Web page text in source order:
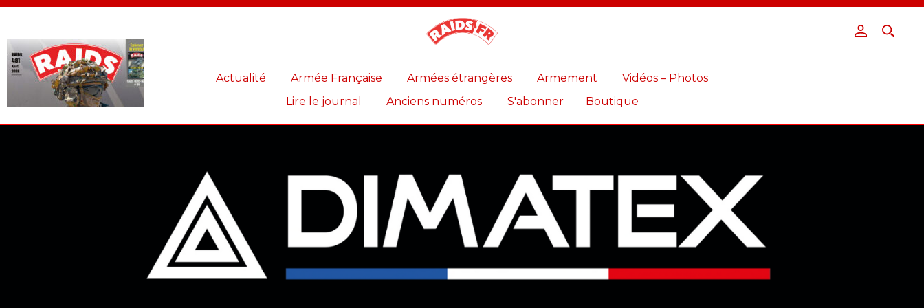
Actualité Armée Française Armées étrangères Armement
Vidéos – Photos
Lire le journal
Anciens numéros S'abonner Boutique
Panneau de gestion des cookies